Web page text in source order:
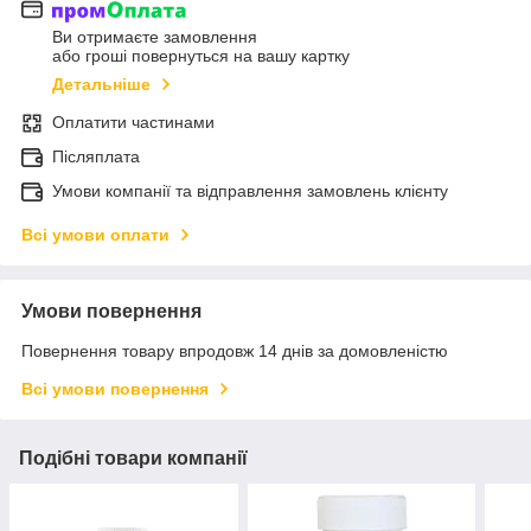
Ви отримаєте замовлення
або гроші повернуться на вашу картку
Детальніше
Оплатити частинами
Післяплата
Умови компанії та відправлення замовлень клієнту
Всі умови оплати
Умови повернення
Повернення товару впродовж 14 днів за домовленістю
Всі умови повернення
Подібні товари компанії